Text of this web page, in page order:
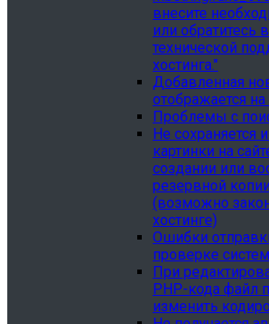
внесите
или обратитесь
технической
хостинга."
Добавленная
отображается на
Проблемы с
Не сохраняется
картинки на
создании или
резервной
(возможно
хостинге)
Ошибки
проверке
При
PHP-кода файл
изменить